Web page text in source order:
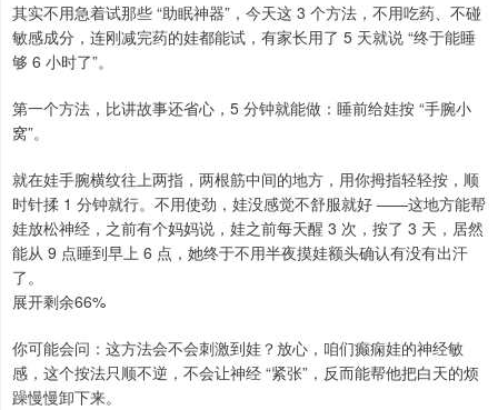
其实不用急着试那些 “助眠神器”，今天这 3 个方法，不用吃药、不碰
敏感成分，连刚减完药的娃都能试，有家长用了 5 天就说 “终于能睡
够 6 小时了”。
第一个方法，比讲故事还省心，5 分钟就能做：睡前给娃按 “手腕小
窝”。
就在娃手腕横纹往上两指，两根筋中间的地方，用你拇指轻轻按，顺
时针揉 1 分钟就行。不用使劲，娃没感觉不舒服就好 ——这地方能帮
娃放松神经，之前有个妈妈说，娃之前每天醒 3 次，按了 3 天，居然
能从 9 点睡到早上 6 点，她终于不用半夜摸娃额头确认有没有出汗
了。
展开剩余66%
你可能会问：这方法会不会刺激到娃？放心，咱们癫痫娃的神经敏
感，这个按法只顺不逆，不会让神经 “紧张”，反而能帮他把白天的烦
躁慢慢卸下来。